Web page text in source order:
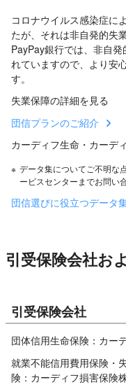
コロナウイルス感染症に
たが、それは非自発的失
PayPay銀行では、非自
れていますので、より安
す。
失業保障の詳細を見る
団信プランのご紹介
カーディフ生命・カーデ
※ データ集についてご不明な
ービスセンターまでお問い
団信選びに役立つデータ
引受保険会社お
引受保険会社
団体信用生命保険：カー
就業不能信用費用保険・
険：カーディフ損害保険